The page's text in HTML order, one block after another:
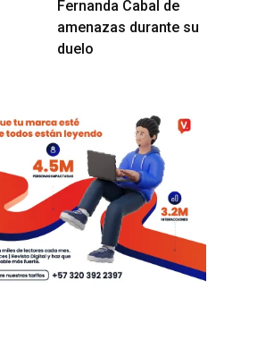
Fernanda Cabal de
amenazas durante su
duelo